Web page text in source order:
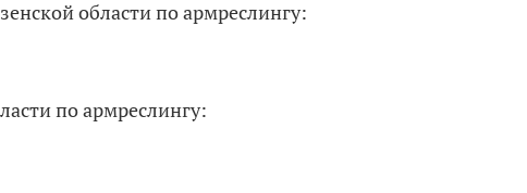
области по армреслингу:
по армреслингу: